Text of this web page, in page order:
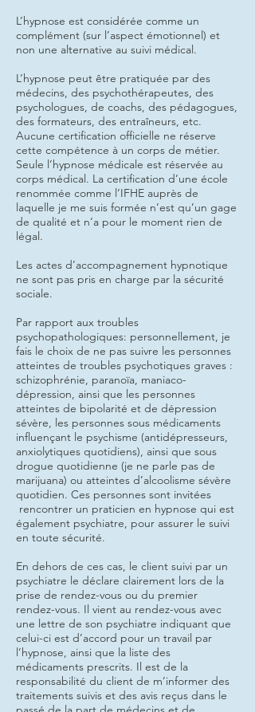
L’hypnose est considérée comme un
complément (sur l’aspect émotionnel) et
non une alternative au suivi médical.
L’hypnose peut être pratiquée par des
médecins, des psychothérapeutes, des
psychologues, de coachs, des pédagogues,
des formateurs, des entraîneurs, etc.
Aucune certification officielle ne réserve
cette compétence à un corps de métier.
Seule l’hypnose médicale est réservée au
corps médical. La certification d’une école
renommée comme l’IFHE auprès de
laquelle je me suis formée n’est qu’un gage
de qualité et n’a pour le moment rien de
légal.
Les actes d’accompagnement hypnotique
ne sont pas pris en charge par la sécurité
sociale.
Par rapport aux troubles
psychopathologiques: personnellement, je
fais le choix de ne pas suivre les personnes
atteintes de troubles psychotiques graves :
schizophrénie, paranoïa, maniaco-
dépression, ainsi que les personnes
atteintes de bipolarité et de dépression
sévère, les personnes sous médicaments
influençant le psychisme (antidépresseurs,
anxiolytiques quotidiens), ainsi que sous
drogue quotidienne (je ne parle pas de
marijuana) ou atteintes d’alcoolisme sévère
quotidien. Ces personnes sont invitées
rencontrer un praticien en hypnose qui est
également psychiatre, pour assurer le suivi
en toute sécurité.
En dehors de ces cas, le client suivi par un
psychiatre le déclare clairement lors de la
prise de rendez-vous ou du premier
rendez-vous. Il vient au rendez-vous avec
une lettre de son psychiatre indiquant que
celui-ci est d’accord pour un travail par
l’hypnose, ainsi que la liste des
médicaments prescrits. Il est de la
responsabilité du client de m’informer des
traitements suivis et des avis reçus dans le